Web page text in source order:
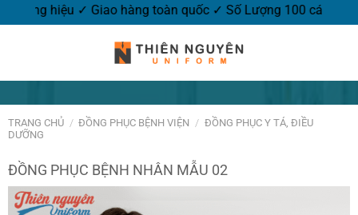
thương hiệu ✓ Giao hàng toàn quốc ✓ Số Lượng 100 cái.
TRANG CHỦ / ĐỒNG PHỤC BỆNH VIỆN / ĐỒNG PHỤC Y TÁ, ĐIỀU
DƯỠNG
ĐỒNG PHỤC BỆNH NHÂN MẪU 02